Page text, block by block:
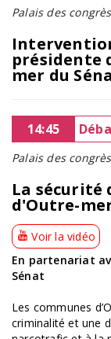
Palais des
présidente
mer du
14:45
Palais des
La sécurité
d'Outre-
Voir la vidéo
En partenariat
Sénat
Les communes
criminalité et une